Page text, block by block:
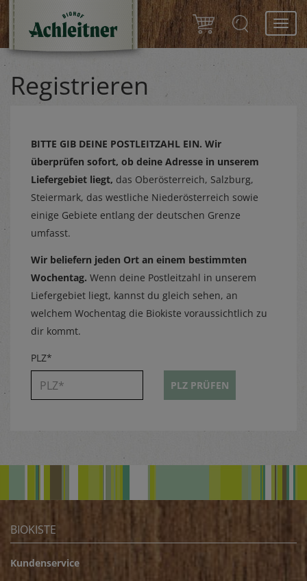
Registrieren
BITTE GIB DEINE POSTLEITZAHL EIN. Wir
überprüfen sofort, ob deine Adresse in unserem
Liefergebiet liegt, das Oberösterreich, Salzburg,
Steiermark, das westliche Niederösterreich sowie
einige Gebiete entlang der deutschen Grenze
umfasst.
Wir beliefern jeden Ort an einem bestimmten
Wochentag. Wenn deine Postleitzahl in unserem
Liefergebiet liegt, kannst du gleich sehen, an
welchem Wochentag die Biokiste voraussichtlich zu
dir kommt.
PLZ*
PLZ PRÜFEN
BIOKISTE
Kundenservice